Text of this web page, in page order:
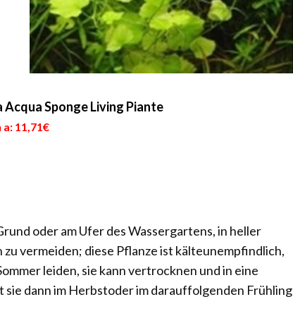
Sponge Living Piante
11,71€
oder am Ufer des Wassergartens, in heller
vermeiden; diese Pflanze ist kälteunempfindlich,
leiden, sie kann vertrocknen und in eine
dann im Herbstoder im darauffolgenden Frühling